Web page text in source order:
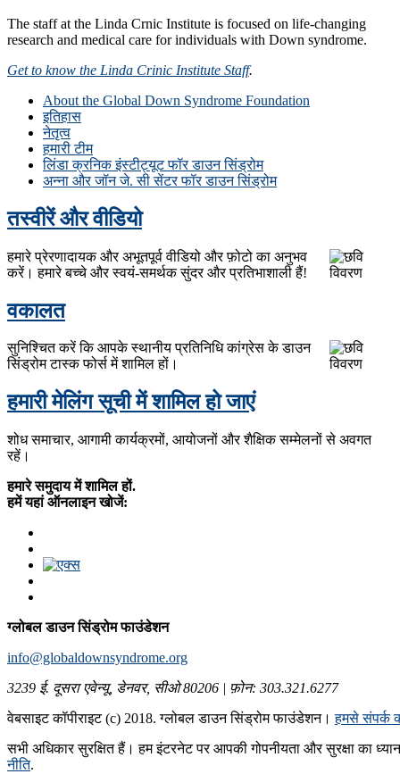
The staff at the Linda Crnic Institute is focused on life-changing
research and medical care for individuals with Down syndrome.
Get to know the Linda Crinic Institute Staff.
About the Global Down Syndrome Foundation
इतिहास
नेतृत्व
हमारी टीम
लिंडा क्रनिक इंस्टीट्यूट फॉर डाउन सिंड्रोम
अन्ना और जॉन जे. सी सेंटर फॉर डाउन सिंड्रोम
तस्वीरें और वीडियो
हमारे प्रेरणादायक और अभूतपूर्व वीडियो और फ़ोटो का अनुभव
करें। हमारे बच्चे और स्वयं-समर्थक सुंदर और प्रतिभाशाली हैं!
वकालत
सुनिश्चित करें कि आपके स्थानीय प्रतिनिधि कांग्रेस के डाउन
सिंड्रोम टास्क फोर्स में शामिल हों।
हमारी मेलिंग सूची में शामिल हो जाएं
शोध समाचार, आगामी कार्यक्रमों, आयोजनों और शैक्षिक सम्मेलनों से अवगत
रहें।
हमारे समुदाय में शामिल हों.
हमें यहां ऑनलाइन खोजें:
ग्लोबल डाउन सिंड्रोम फाउंडेशन
info@globaldownsyndrome.org
3239 ई. दूसरा एवेन्यू, डेनवर, सीओ 80206 | फ़ोन: 303.321.6277
वेबसाइट कॉपीराइट (c) 2018. ग्लोबल डाउन सिंड्रोम फाउंडेशन।हमसे संपर्क
सभी अधिकार सुरक्षित हैं। हम इंटरनेट पर आपकी गोपनीयता और सुरक्षा का
नीति.